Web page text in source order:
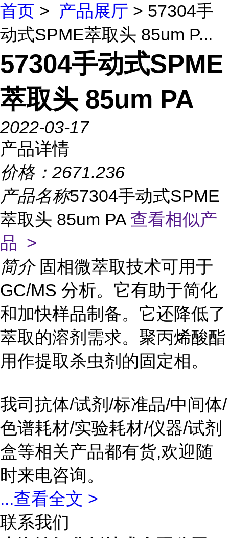
首页 > 产品展厅 > 57304手
动式SPME萃取头 85um P...
57304手动式SPME
萃取头 85um PA
2022-03-17
产品详情
价格： 2671.236
产品名称57304手动式SPME
萃取头 85um PA 查看相似产
品 >
简介 固相微萃取技术可用于
GC/MS 分析。它有助于简化
和加快样品制备。它还降低了
萃取的溶剂需求。聚丙烯酸酯
用作提取杀虫剂的固定相。
我司抗体/试剂/标准品/中间体/
色谱耗材/实验耗材/仪器/试剂
盒等相关产品都有货,欢迎随
时来电咨询。
...查看全文 >
联系我们